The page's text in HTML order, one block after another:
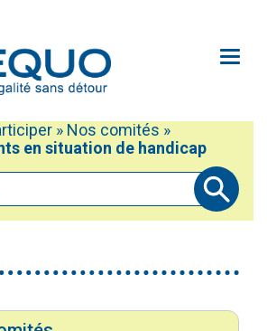
sélectionné)
Oxili
site
» Nos comités »
en situation de handicap